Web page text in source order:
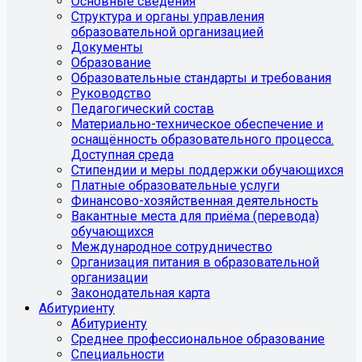
Структура и органы управления
образовательной организацией
Документы
Образование
Образовательные стандарты и требования
Руководство
Педагогический состав
Материально-техническое обеспечение и
оснащённость образовательного процесса.
Доступная среда
Стипендии и меры поддержки обучающихся
Платные образовательные услуги
Финансово-хозяйственная деятельность
Вакантные места для приёма (перевода)
обучающихся
Международное сотрудничество
Организация питания в образовательной
организации
Законодательная карта
Абитуриенту
Абитуриенту
Среднее профессиональное образование
Специальности